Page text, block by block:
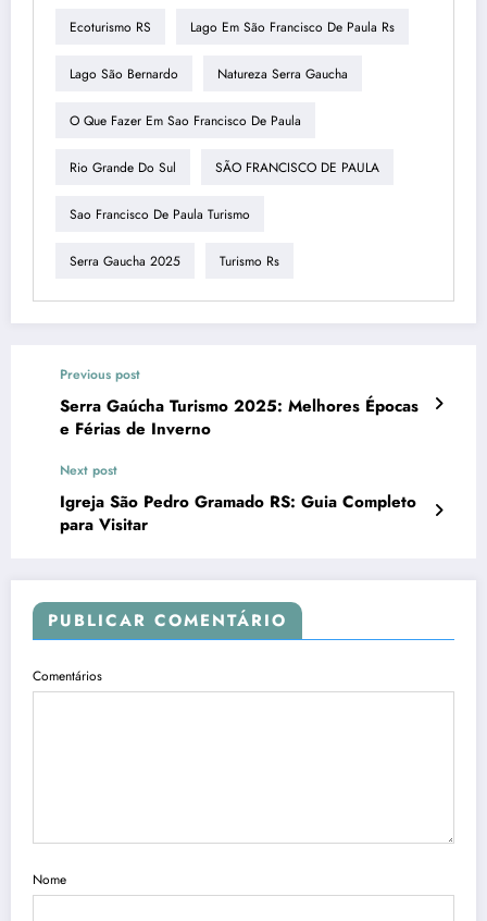
Ecoturismo RS Lago Em São Francisco De Paula Rs
Lago São Bernardo Natureza Serra Gaucha
O Que Fazer Em Sao Francisco De Paula
Rio Grande Do Sul SÃO FRANCISCO DE PAULA
Sao Francisco De Paula Turismo
Serra Gaucha 2025 Turismo Rs
Previous post
Serra Gaúcha Turismo 2025: Melhores Épocas
e Férias de Inverno
Next post
Igreja São Pedro Gramado RS: Guia Completo
para Visitar
PUBLICAR COMENTÁRIO
Comentários
Nome